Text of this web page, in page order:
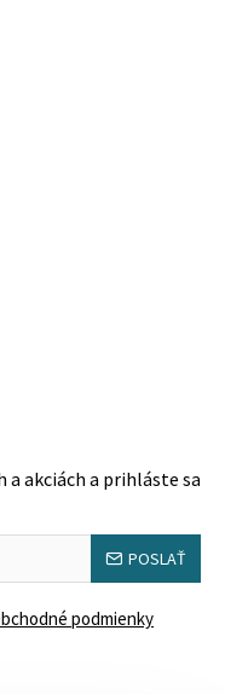
akciách a prihláste sa
POSLAŤ
podmienky